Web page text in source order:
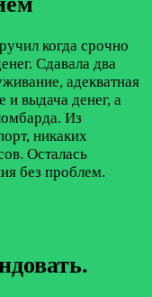
когда срочно
Сдавала два
адекватная
и выдача денег, а
Из
никаких
Осталась
без проблем.